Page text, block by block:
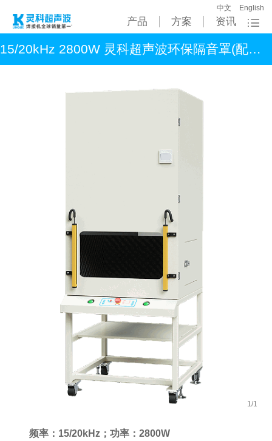
产品 方案 资讯
中文 English
1 /1
频率： 15/20kHz；功率：2800W